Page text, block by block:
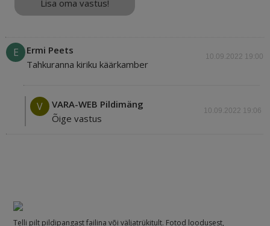
E
Ermi Peets
Tahkuranna kiriku käärkamber
10.09.2022 19:00
V
VARA-WEB Pildimäng
Õige vastus
10.09.2022 19:06
Telli pilt pildipangast failina või väljatrükitult. Fotod loodusest,